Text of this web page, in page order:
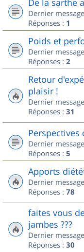
Dernier
Réponses : 1
Poids et
Dernier
Réponses : 2
Retour
plaisir !
Dernier
Réponses : 31
Dernier
Réponses : 5
Apports
Dernier
Réponses : 78
faites vous
jambes ???
Dernier
Réponses : 30